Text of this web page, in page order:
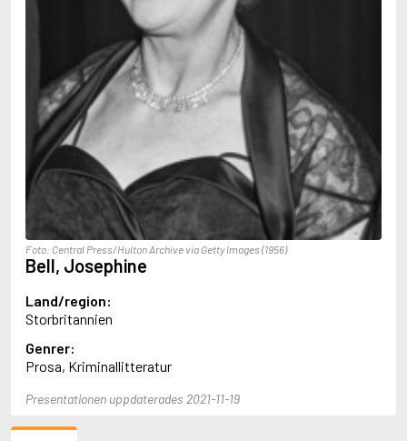
Abrahamson, Emmy
Abu-Jaber, Diana
Abulhawa, Susan
Aburas, Lone
Achebe, Chinua
Achmatova, Anna
Aciman, André
Ackebo, Lena
Acker, Kathy
Ackroyd, Peter
Adam de la Halle
Adamov, Arthur
Adams, Douglas
Adams, Herbert
Adams, Jane
Adams, Richard
Adbåge, Emma
Adbåge, Lisen
Adelborg, Ottilia
Adiga, Aravind
Foto: Central Press/Hulton Archive via Getty Images (1956)
Bell, Josephine
Land/region:
Storbritannien
Genrer:
Prosa, Kriminallitteratur
Presentationen uppdaterades 2021-11-19